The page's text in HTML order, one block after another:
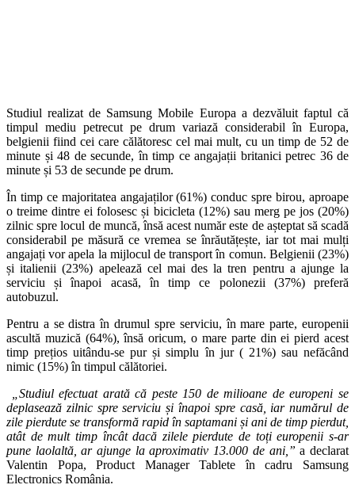
Studiul realizat de Samsung Mobile Europa a dezvăluit faptul că
timpul mediu petrecut pe drum variază considerabil în Europa,
belgienii fiind cei care călătoresc cel mai mult, cu un timp de 52 de
minute și 48 de secunde, în timp ce angajații britanici petrec 36 de
minute și 53 de secunde pe drum.
În timp ce majoritatea angajaților (61%) conduc spre birou, aproape
o treime dintre ei folosesc și bicicleta (12%) sau merg pe jos (20%)
zilnic spre locul de muncă, însă acest număr este de așteptat să scadă
considerabil pe măsură ce vremea se înrăutățește, iar tot mai mulți
angajați vor apela la mijlocul de transport în comun. Belgienii (23%)
și italienii (23%) apelează cel mai des la tren pentru a ajunge la
serviciu și înapoi acasă, în timp ce polonezii (37%) preferă
autobuzul.
Pentru a se distra în drumul spre serviciu, în mare parte, europenii
ascultă muzică (64%), însă oricum, o mare parte din ei pierd acest
timp prețios uitându-se pur și simplu în jur ( 21%) sau nefăcând
nimic (15%) în timpul călătoriei.
„Studiul efectuat arată că peste 150 de milioane de europeni se
deplasează zilnic spre serviciu și înapoi spre casă, iar numărul de
zile pierdute se transformă rapid în saptamani și ani de timp pierdut,
atât de mult timp încât dacă zilele pierdute de toți europenii s-ar
pune laolaltă, ar ajunge la aproximativ 13.000 de ani,” a declarat
Valentin Popa, Product Manager Tablete în cadru Samsung
Electronics România.